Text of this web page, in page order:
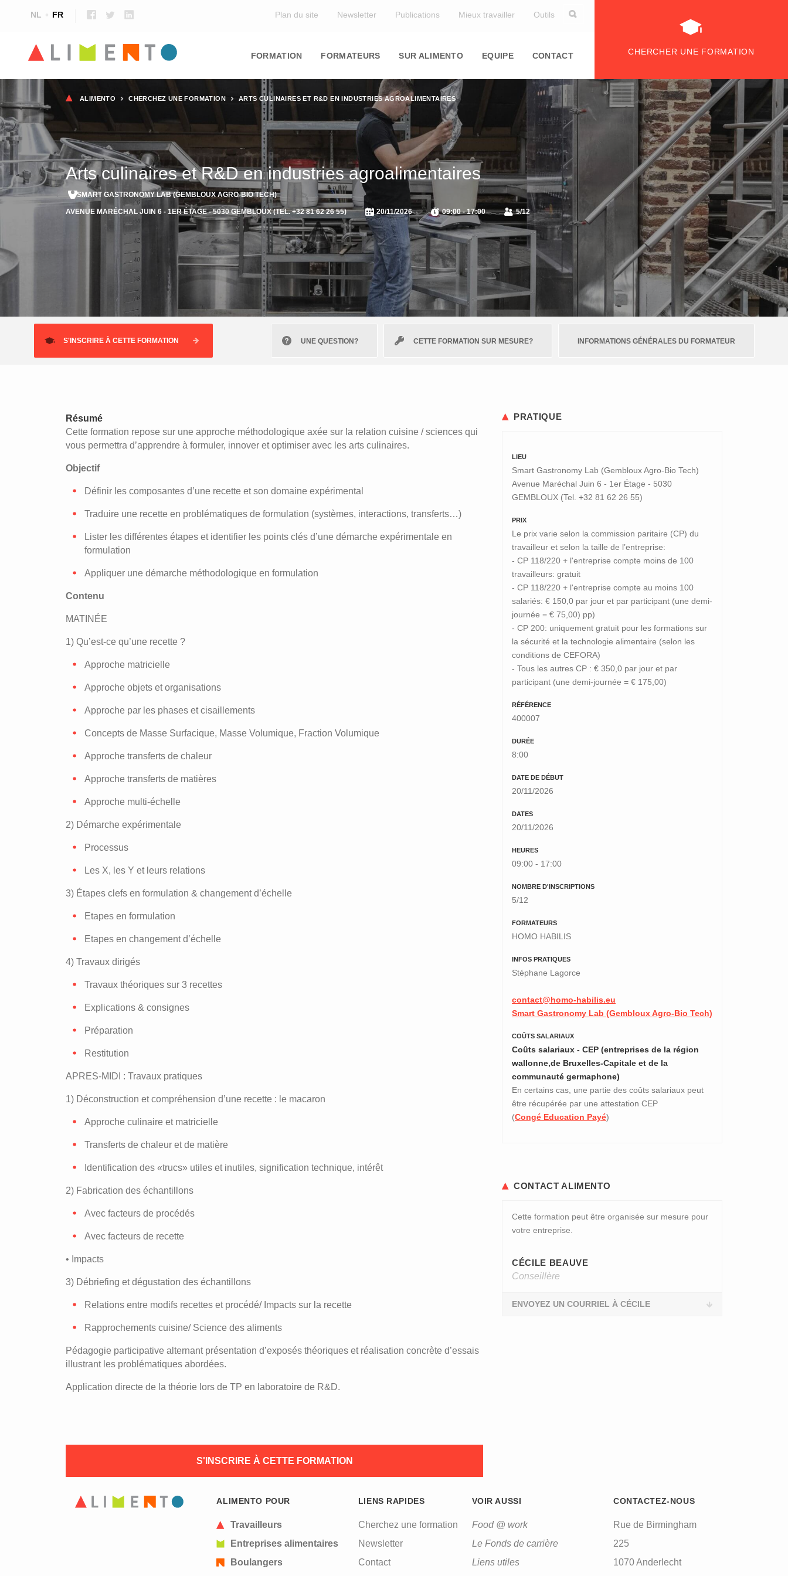
NL FR Plan du site Newsletter Publications Mieux travailler Outils
navigation
FORMATION FORMATEURS SUR ALIMENTO EQUIPE CONTACT CHERCHER UNE FORMATION
Fil
ALIMENTO CHERCHEZ UNE FORMATION ARTS CULINAIRES ET R&D EN INDUSTRIES AGROALIMENTAIRES
Arts culinaires et R&D en industries agroalimentaires
SMART GASTRONOMY LAB (GEMBLOUX AGRO-BIO TECH)
AVENUE MARÉCHAL JUIN 6 - 1ER ÉTAGE - 5030 GEMBLOUX (TEL. +32 81 62 26 55) 20/11/2026 09:00 - 17:00 5/12
S'INSCRIRE À CETTE FORMATION UNE QUESTION? CETTE FORMATION SUR MESURE? INFORMATIONS GÉNÉRALES DU FORMATEUR
Résumé
Cette formation repose sur une approche méthodologique axée sur la relation cuisine / sciences qui
vous permettra d’apprendre à formuler, innover et optimiser avec les arts culinaires.
Objectif
Définir les composantes d’une recette et son domaine expérimental
Traduire une recette en problématiques de formulation (systèmes, interactions, transferts…)
Lister les différentes étapes et identifier les points clés d’une démarche expérimentale en
formulation
Appliquer une démarche méthodologique en formulation
Contenu
MATINÉE
1) Qu’est-ce qu’une recette ?
Approche matricielle
Approche objets et organisations
Approche par les phases et cisaillements
Concepts de Masse Surfacique, Masse Volumique, Fraction Volumique
Approche transferts de chaleur
Approche transferts de matières
Approche multi-échelle
2) Démarche expérimentale
Processus
Les X, les Y et leurs relations
3) Étapes clefs en formulation & changement d’échelle
Etapes en formulation
Etapes en changement d’échelle
4) Travaux dirigés
Travaux théoriques sur 3 recettes
Explications & consignes
Préparation
Restitution
APRES-MIDI : Travaux pratiques
1) Déconstruction et compréhension d’une recette : le macaron
Approche culinaire et matricielle
Transferts de chaleur et de matière
Identification des «trucs» utiles et inutiles, signification technique, intérêt
2) Fabrication des échantillons
Avec facteurs de procédés
Avec facteurs de recette
• Impacts
3) Débriefing et dégustation des échantillons
Relations entre modifs recettes et procédé/ Impacts sur la recette
Rapprochements cuisine/ Science des aliments
Pédagogie participative alternant présentation d’exposés théoriques et réalisation concrète d’essais
illustrant les problématiques abordées.
Application directe de la théorie lors de TP en laboratoire de R&D.
S'INSCRIRE À CETTE FORMATION
PRATIQUE
LIEU
Smart Gastronomy Lab (Gembloux Agro-Bio Tech)
Avenue Maréchal Juin 6 - 1er Étage - 5030
GEMBLOUX (Tel. +32 81 62 26 55)
PRIX
Le prix varie selon la commission paritaire (CP) du
travailleur et selon la taille de l’entreprise:
- CP 118/220 + l'entreprise compte moins de 100
travailleurs: gratuit
- CP 118/220 + l'entreprise compte au moins 100
salariés: € 150,0 par jour et par participant (une demi-
journée = € 75,00) pp)
- CP 200: uniquement gratuit pour les formations sur
la sécurité et la technologie alimentaire (selon les
conditions de CEFORA)
- Tous les autres CP : € 350,0 par jour et par
participant (une demi-journée = € 175,00)
RÉFÉRENCE
400007
DURÉE
8:00
DATE DE DÉBUT
20/11/2026
DATES
20/11/2026
HEURES
09:00 - 17:00
NOMBRE D'INSCRIPTIONS
5/12
FORMATEURS
HOMO HABILIS
INFOS PRATIQUES
Stéphane Lagorce
contact@homo-habilis.eu
Smart Gastronomy Lab (Gembloux Agro-Bio Tech)
COÛTS SALARIAUX
Coûts salariaux - CEP (entreprises de la région
wallonne,de Bruxelles-Capitale et de la
communauté germaphone)
En certains cas, une partie des coûts salariaux peut
être récupérée par une attestation CEP
(Congé Education Payé)
CONTACT ALIMENTO
Cette formation peut être organisée sur mesure pour
votre entreprise.
CÉCILE BEAUVE
Conseillère
ENVOYEZ UN COURRIEL À CÉCILE
ALIMENTO POUR
Travailleurs
Entreprises alimentaires
Boulangers
LIENS RAPIDES
Cherchez une formation
Newsletter
Contact
VOIR AUSSI
Food @ work
Le Fonds de carrière
Liens utiles
CONTACTEZ-NOUS
Rue de Birmingham
225
1070 Anderlecht